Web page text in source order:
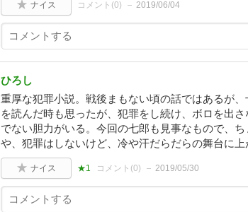
ナイス コメント(0) 2019/06/04
ひろし
重厚な犯罪小説。戦後まもない頃の話ではあるが
を読んだ時も思ったが、犯罪をし続け、ボロを出
でない胆力がいる。今回の七郎も見事なもので、
や、犯罪はしないけど、冷や汗だらだらの舞台に上
ナイス ★1 コメント(0) 2019/05/30